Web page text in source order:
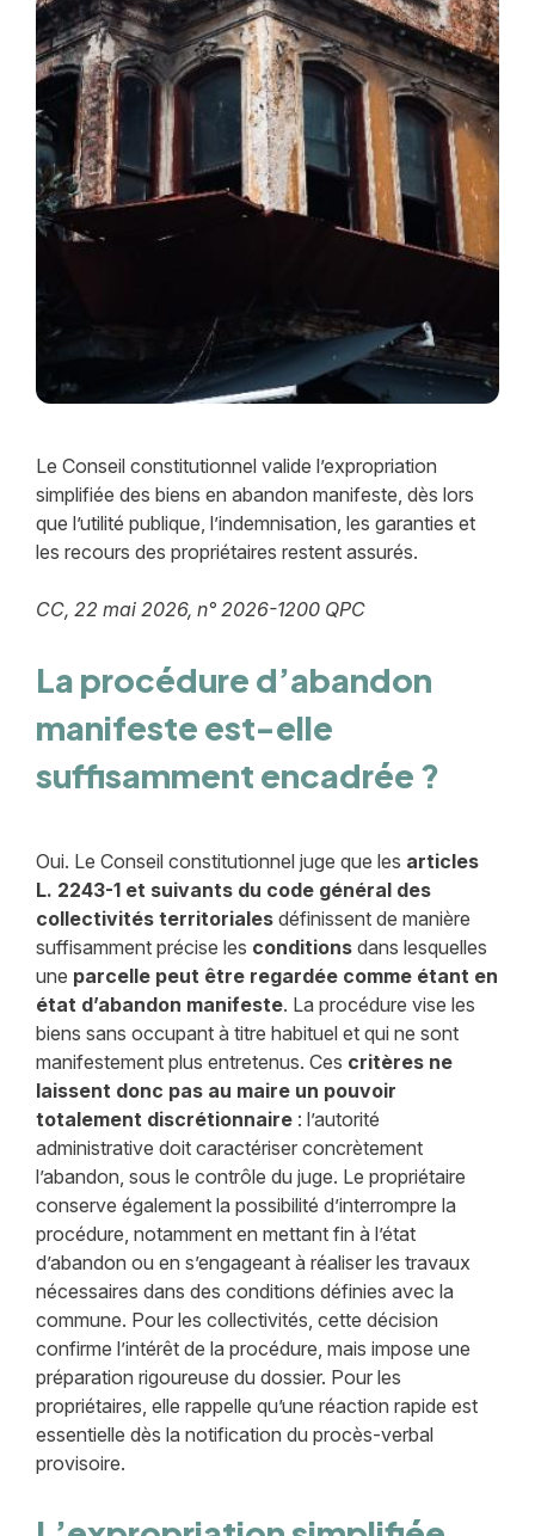
Le Conseil constitutionnel valide l’expropriation
simplifiée des biens en abandon manifeste, dès lors
que l’utilité publique, l’indemnisation, les garanties et
les recours des propriétaires restent assurés.
CC, 22 mai 2026, n° 2026-1200 QPC
La procédure d’abandon
manifeste est-elle
suffisamment encadrée ?
Oui. Le Conseil constitutionnel juge que les articles
L. 2243-1 et suivants du code général des
collectivités territorialesdéfinissent de manière
suffisamment précise les conditionsdans lesquelles
une parcelle peut être regardée comme étant en
état d’abandon manifeste. La procédure vise les
biens sans occupant à titre habituel et qui ne sont
manifestement plus entretenus. Ces critères ne
laissent donc pas au maire un pouvoir
totalement discrétionnaire: l’autorité
administrative doit caractériser concrètement
l’abandon, sous le contrôle du juge. Le propriétaire
conserve également la possibilité d’interrompre la
procédure, notamment en mettant fin à l’état
d’abandon ou en s’engageant à réaliser les travaux
nécessaires dans des conditions définies avec la
commune. Pour les collectivités, cette décision
confirme l’intérêt de la procédure, mais impose une
préparation rigoureuse du dossier. Pour les
propriétaires, elle rappelle qu’une réaction rapide est
essentielle dès la notification du procès-verbal
provisoire.